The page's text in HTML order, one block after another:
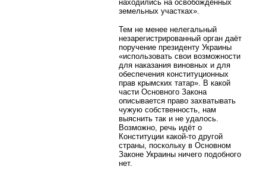
находились на освобождённых
земельных участках».
Тем не менее нелегальный
незарегистрированный орган даёт
поручение президенту Украины
«использовать свои возможности
для наказания виновных и для
обеспечения конституционных
прав крымских татар». В какой
части Основного Закона
описывается право захватывать
чужую собственность, нам
выяснить так и не удалось.
Возможно, речь идёт о
Конституции какой-то другой
страны, поскольку в Основном
Законе Украины ничего подобного
нет.